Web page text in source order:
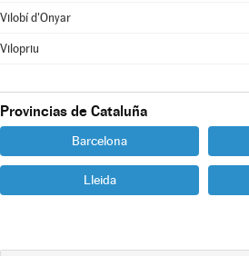
Vilobí d'Onyar
Vilopriu
Provincias de Cataluña
Barcelona
Lleida